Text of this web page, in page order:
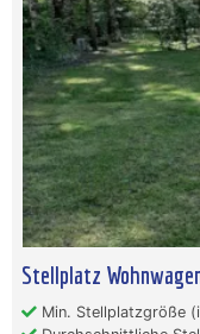
Stellplatz
Min. Stellplatzgröße